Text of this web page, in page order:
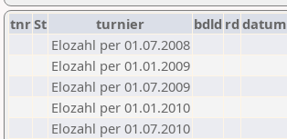
tnrSt turnier bdld rd datum
Elozahl per 01.07.2008
Elozahl per 01.01.2009
Elozahl per 01.07.2009
Elozahl per 01.01.2010
Elozahl per 01.07.2010